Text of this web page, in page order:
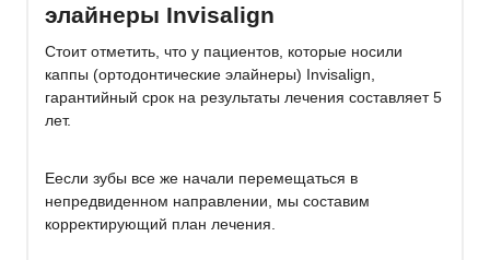
элайнеры Invisalign
Стоит отметить, что у пациентов, которые носили
каппы (ортодонтические элайнеры) Invisalign,
гарантийный срок на результаты лечения составляет 5
лет.
Еесли зубы все же начали перемещаться в
непредвиденном направлении, мы составим
корректирующий план лечения.